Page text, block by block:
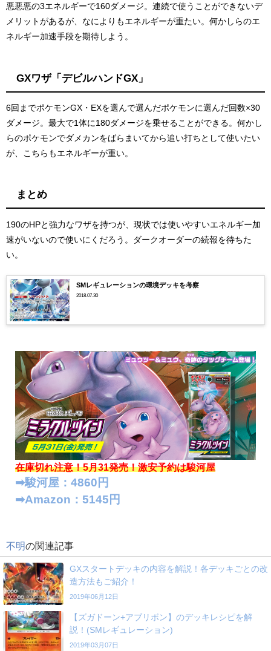
悪悪悪の3エネルギーで160ダメージ。連続で使うことができないデ
メリットがあるが、なによりもエネルギーが重たい。何かしらのエ
ネルギー加速手段を期待しよう。
GXワザ「デビルハンドGX」
6回までポケモンGX・EXを選んで選んだポケモンに選んだ回数×30
ダメージ。最大で1体に180ダメージを乗せることができる。何かし
らのポケモンでダメカンをばらまいてから追い打ちとして使いたい
が、こちらもエネルギーが重い。
まとめ
190のHPと強力なワザを持つが、現状では使いやすいエネルギー加
速がいないので使いにくだろう。ダークオーダーの続報を待ちた
い。
SMレギュレーションの環境デッキを考察
2018.07.30
在庫切れ注意！5月31発売！激安予約は駿河屋
➡︎駿河屋：4860円
➡︎Amazon：5145円
不明の関連記事
GXスタートデッキの内容を解説！各デッキごとの改
造方法もご紹介！
2019年06月12日
【ズガドーン+アブリボン】のデッキレシピを解
説！(SMレギュレーション)
2019年03月07日